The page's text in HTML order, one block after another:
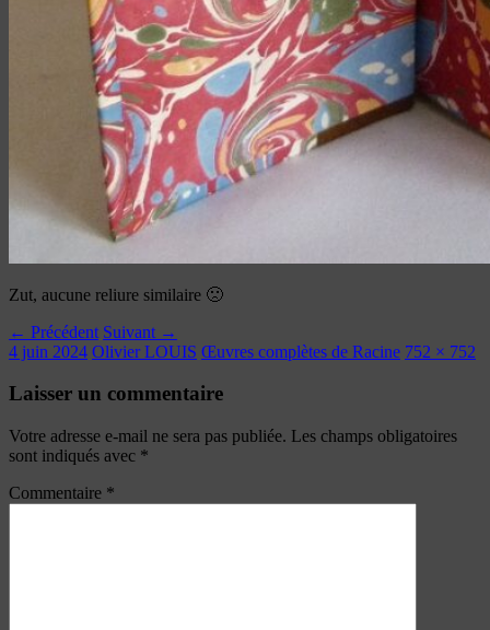
Zut, aucune reliure similaire 🙁
← Précédent Suivant →
4 juin 2024 Olivier LOUIS Œuvres complètes de Racine 752 × 752
Laisser un commentaire
Votre adresse e-mail ne sera pas publiée. Les champs obligatoires
sont indiqués avec *
Commentaire *